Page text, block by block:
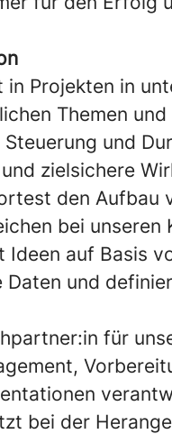
in Projekten in
Themen
und
zielsichere
den Aufbau
bei
Ideen auf Basis
Daten und
für
bei der